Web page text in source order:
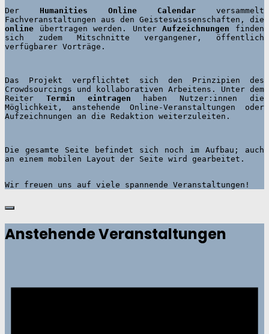
Der Humanities Online Calendar versammelt
online übertragen werden. Unter Aufzeichnungen finden
sich zudem Mitschnitte vergangener, öffentlich
Das Projekt verpflichtet sich den Prinzipien des
Crowdsourcings und kollaborativen Arbeitens. Unter dem
Reiter Termin eintragen haben Nutzer:innen die
Möglichkeit, anstehende Online-Veranstaltungen oder
Aufzeichnungen an die Redaktion weiterzuleiten.
Die gesamte Seite befindet sich noch im Aufbau; auch
Wir freuen uns auf viele spannende Veranstaltungen!
Anstehende Veranstaltungen